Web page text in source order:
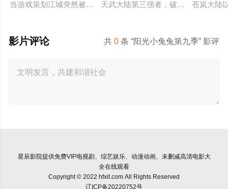
当游戏策划江城突然被拉进自己精心打造的数字世界时，他原
天武大陆第三强者，破军武帝古飞扬
苍岚大陆
共0 条 “阳光小兔兔第九季” 影评
影片评论
星辰影院提供免费VIP电视剧、综艺娱乐、动漫动画、未删减高清电影大
全在线观看
Copyright © 2022 hfxit.com All Rights Reserved
辽ICP备20220752号